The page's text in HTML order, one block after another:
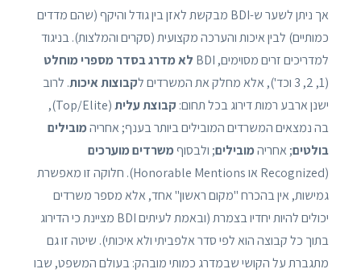
אך ניתן לשער ש-BDI מבקשת לאזן בין גודל והיקף (שהם מדדים
כמותיים) לבין איכות והערכה מקצועית (סקרים והמלצות). בניגוד
למדריכים זרים מסוימים, BDI
לא מדרג בסדר מספרי מוחלט
(1, 2, 3 וכד'), אלא מחלק את המשרדים ל
קבוצות איכות. לרוב
ישנן ארבע רמות דירוג בכל תחום: קבוצת עלית
(Top/Elite),
בה נמצאים המשרדים המובילים ביותר בענף; אחריהמובילים
בולטים; אחריהמובילים; ולבסוף משרדים מוערכים
(Recognized או Honorable Mentions). חלוקה זו מאפשרת
גמישות, אין בהכרח "מקום ראשון" אחד, אלא מספר משרדים
יכולים להיות יחדיו בצמרת (ובאמת לעיתים BDI מציינת כי הדירוג
בתוך כל קבוצה הוא לפי סדר אלפביתי ולא איכותי). שיטה זו גם
מתגברת על הקושי שבמדרג כמותי מובהק: בעולם המשפט, שבו